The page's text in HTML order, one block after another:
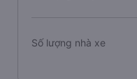
Số lượng nhà xe